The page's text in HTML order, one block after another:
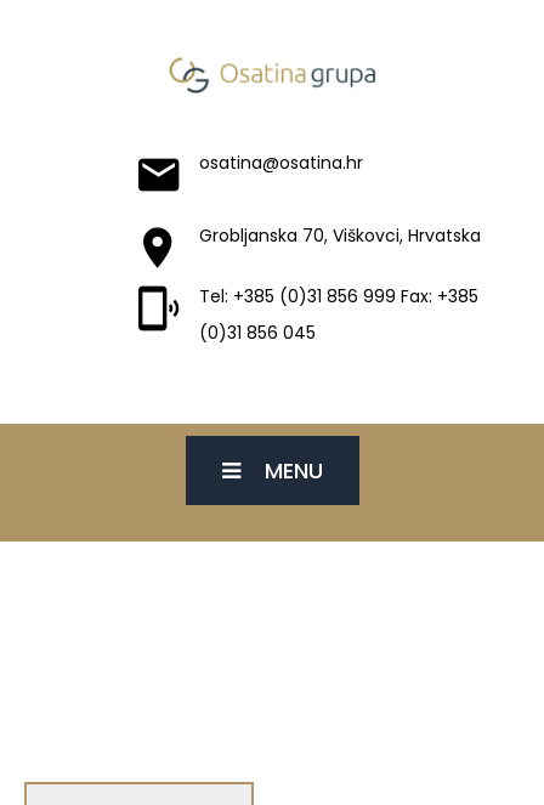
osatina@osatina.hr
Grobljanska 70, Viškovci, Hrvatska
Tel: +385 (0)31 856 999 Fax: +385
(0)31 856 045
MENU